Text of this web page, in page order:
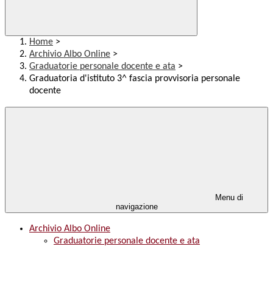
Home >
Archivio Albo Online >
Graduatorie personale docente e ata >
Graduatoria d'istituto 3^ fascia provvisoria personale
docente
Menu di
navigazione
Archivio Albo Online
Graduatorie personale docente e ata